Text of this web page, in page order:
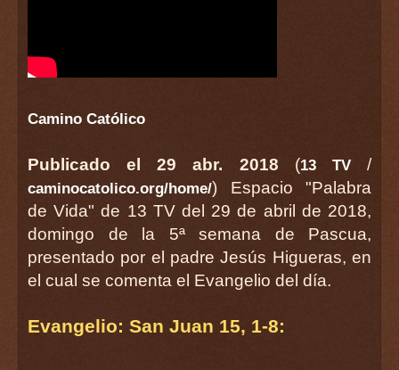
Camino Católico
Publicado el 29 abr. 2018 (13 TV/
caminocatolico.org/home/) Espacio "Palabra
de Vida" de 13 TV del 29 de abril de 2018,
domingo de la 5ª semana de Pascua,
presentado por el padre Jesús Higueras, en
el cual se comenta el Evangelio del día.
Evangelio: San Juan 15, 1-8: